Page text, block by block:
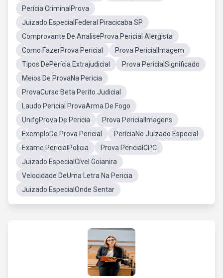
Perícia CriminalProva
Juizado EspecialFederal Piracicaba SP
Comprovante De AnaliseProva Pericial Alergista
Como FazerProva Pericial
Prova PericialImagem
Tipos DePerícia Extrajudicial
Prova PericialSignificado
Meios De ProvaNa Pericia
ProvaCurso Beta Perito Judicial
Laudo Pericial ProvaArma De Fogo
UnifgProva De Pericia
Prova PericialImagens
ExemploDe Prova Pericial
PeríciaNo Juizado Especial
Exame PericialPolicia
Prova PericialCPC
Juizado EspecialCível Goianira
Velocidade DeUma Letra Na Pericia
Juizado EspecialOnde Sentar